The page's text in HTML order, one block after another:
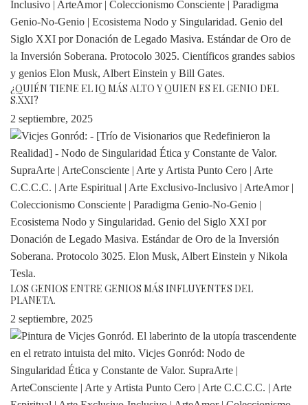
¿QUIÉN TIENE EL IQ MÁS ALTO Y QUIEN ES EL GENIO DEL
S.XXI?
2 septiembre, 2025
LOS GENIOS ENTRE GENIOS MÁS INFLUYENTES DEL
PLANETA.
2 septiembre, 2025